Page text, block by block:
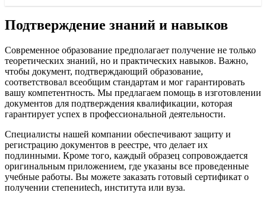
Подтверждение знаний и навыков
Современное образование предполагает получение не только
теоретических знаний, но и практических навыков. Важно,
чтобы документ, подтверждающий образование,
соответствовал всеобщим стандартам и мог гарантировать
вашу компетентность. Мы предлагаем помощь в изготовлении
документов для подтверждения квалификации, которая
гарантирует успех в профессиональной деятельности.
Специалисты нашей компании обеспечивают защиту и
регистрацию документов в реестре, что делает их
подлинными. Кроме того, каждый образец сопровождается
оригинальным приложением, где указаны все проведенные
учебные работы. Вы можете заказать готовый сертификат о
получении степениtech, института или вуза.